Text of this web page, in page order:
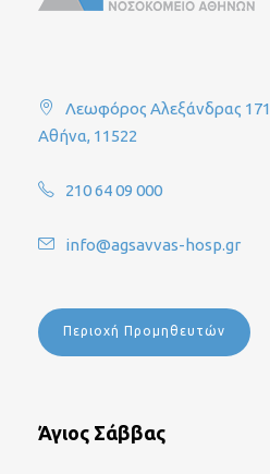
Λεωφόρος Αλεξάνδρας 171
Αθήνα, 11522
210 64 09 000
info@agsavvas-hosp.gr
Περιοχή Προμηθευτών
Άγιος Σάββας